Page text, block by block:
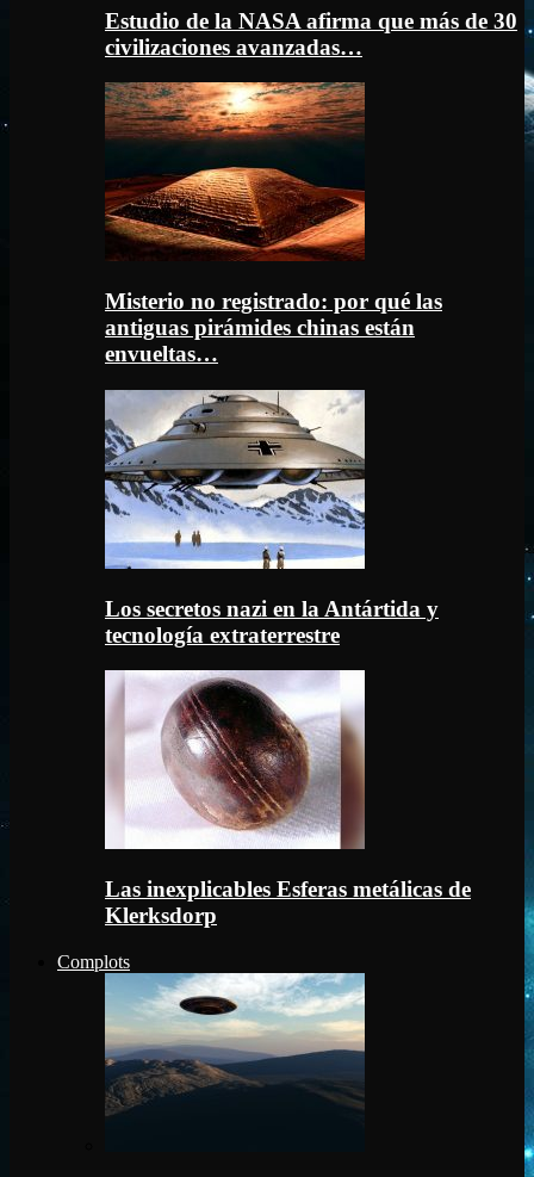
Estudio de la NASA afirma que más de 30
civilizaciones avanzadas…
Misterio no registrado: por qué las
antiguas pirámides chinas están
envueltas…
Los secretos nazi en la Antártida y
tecnología extraterrestre
Las inexplicables Esferas metálicas de
Klerksdorp
Complots